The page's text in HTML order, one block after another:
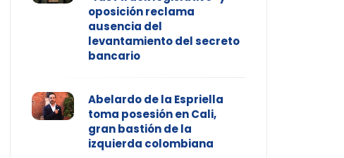
oposición reclama
ausencia del
levantamiento del secreto
bancario
Abelardo de la Espriella
toma posesión en Cali,
gran bastión de la
izquierda colombiana